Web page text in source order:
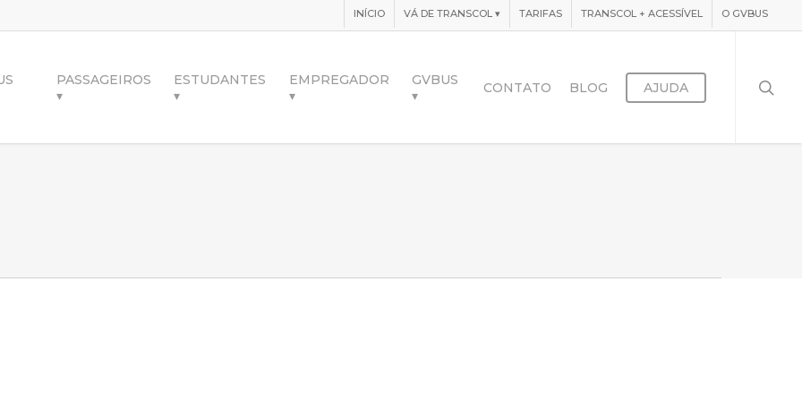
INÍCIO VÁ DE TRANSCOL ▾ TARIFAS TRANSCOL + ACESSÍVEL O GVBUS
PASSAGEIROS
▾
ESTUDANTES
▾
EMPREGADOR
▾
GVBUS
▾
CONTATO BLOG AJUDA